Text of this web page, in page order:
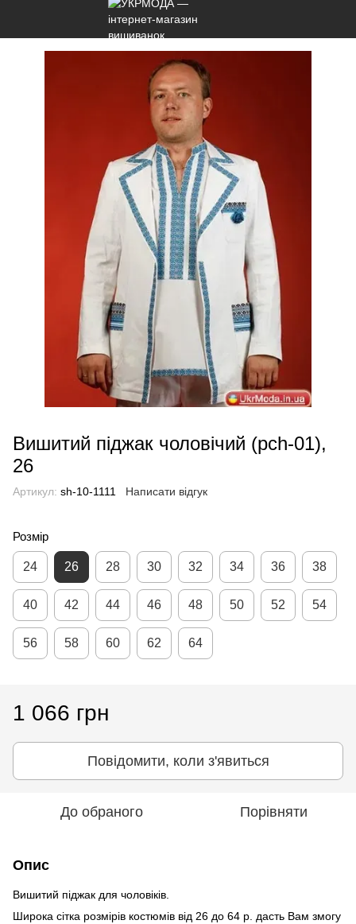
Вишитий піджак чоловічий (pch-01),
26
Артикул: sh-10-1111 Написати відгук
Розмір
24 26 28 30 32 34 36 38
40 42 44 46 48 50 52 54
56 58 60 62 64
1 066 грн
Повідомити, коли з'явиться
До обраного Порівняти
Опис
Вишитий піджак для чоловіків.
Широка сітка розмірів костюмів від 26 до 64 р. дасть Вам змогу